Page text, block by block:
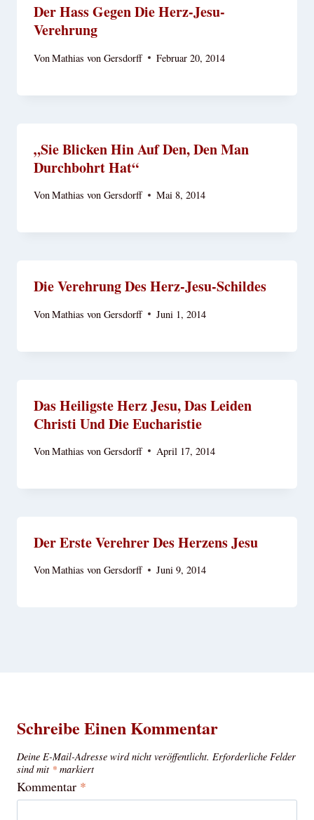
Der Hass Gegen Die Herz-Jesu-
Verehrung
VonMathias von Gersdorff Februar 20, 2014
„Sie Blicken Hin Auf Den, Den Man
Durchbohrt Hat“
VonMathias von Gersdorff Mai 8, 2014
Die Verehrung Des Herz-Jesu-Schildes
VonMathias von Gersdorff Juni 1, 2014
Das Heiligste Herz Jesu, Das Leiden
Christi Und Die Eucharistie
VonMathias von Gersdorff April 17, 2014
Der Erste Verehrer Des Herzens Jesu
VonMathias von Gersdorff Juni 9, 2014
Schreibe Einen Kommentar
Deine E-Mail-Adresse wird nicht veröffentlicht. Erforderliche Felder
sind mit * markiert
Kommentar *